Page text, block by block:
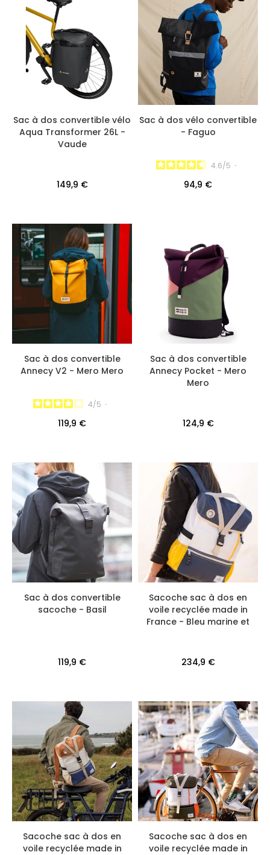
Sac à dos convertible vélo
Aqua Transformer 26L -
Vaude
149,9 €
Sac à dos vélo convertible
- Faguo
4.6/5 -
94,9 €
Sac à dos convertible
Annecy V2 - Mero Mero
4/5 -
119,9 €
Sac à dos convertible
Annecy Pocket - Mero
Mero
124,9 €
Sac à dos convertible
sacoche - Basil
119,9 €
Sacoche sac à dos en
voile recyclée made in
France - Bleu marine et
234,9 €
Sacoche sac à dos en
voile recyclée made in
Sacoche sac à dos en
voile recyclée made in